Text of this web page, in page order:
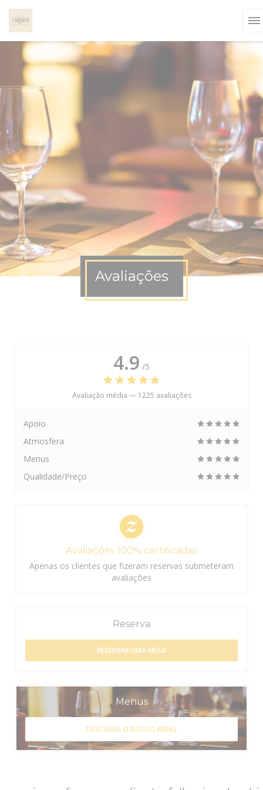
Avaliações
4.9 /5
Avaliação média — 1225 avaliações
Apoio
Atmosfera
Menus
Qualidade/Preço
Avaliações 100% certificadas
Apenas os clientes que fizeram reservas submeteram
avaliações
Reserva
RESERVAR UMA MESA
Menus
DESCUBRA O NOSSO MENU